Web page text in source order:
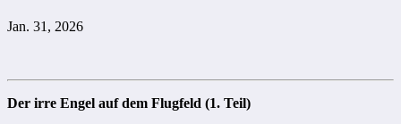
Jan. 31, 2026
Der irre Engel auf dem Flugfeld (1. Teil)